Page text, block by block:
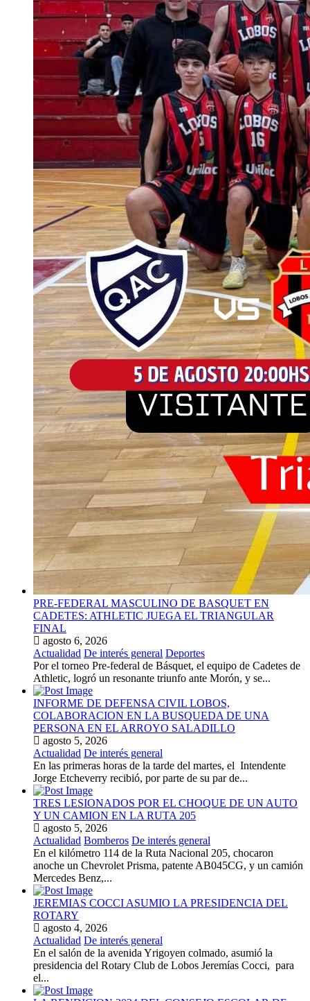
PRE-FEDERAL MASCULINO DE BASQUET EN
CADETES: ATHLETIC JUEGA EL TRIANGULAR
FINAL
agosto 6, 2026
Actualidad De interés general Deportes
Por el torneo Pre-federal de Básquet, el equipo de Cadetes de
Athletic, logró un resonante triunfo ante Morón, y se...
INFORME DE DEFENSA CIVIL LOBOS,
COLABORACION EN LA BUSQUEDA DE UNA
PERSONA EN EL ARROYO SALADILLO
agosto 5, 2026
Actualidad De interés general
En las primeras horas de la tarde del martes, el Intendente
Jorge Etcheverry recibió, por parte de su par de...
TRES LESIONADOS POR EL CHOQUE DE UN AUTO
Y UN CAMION EN LA RUTA 205
agosto 5, 2026
Actualidad Bomberos De interés general
En el kilómetro 114 de la Ruta Nacional 205, chocaron
anoche un Chevrolet Prisma, patente AB045CG, y un camión
Mercedes Benz,...
JEREMIAS COCCI ASUMIO LA PRESIDENCIA DEL
ROTARY
agosto 4, 2026
Actualidad De interés general
En el salón de la avenida Yrigoyen colmado, asumió la
presidencia del Rotary Club de Lobos Jeremías Cocci, para
el...